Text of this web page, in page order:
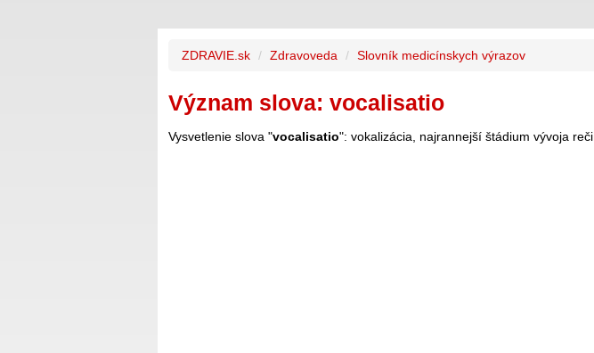
ZDRAVIE.sk Zdravoveda Slovník medicínskych výrazov
Význam slova: vocalisatio
Vysvetlenie slova "vocalisatio": vokalizácia, najrannejší štádium vývoja reči